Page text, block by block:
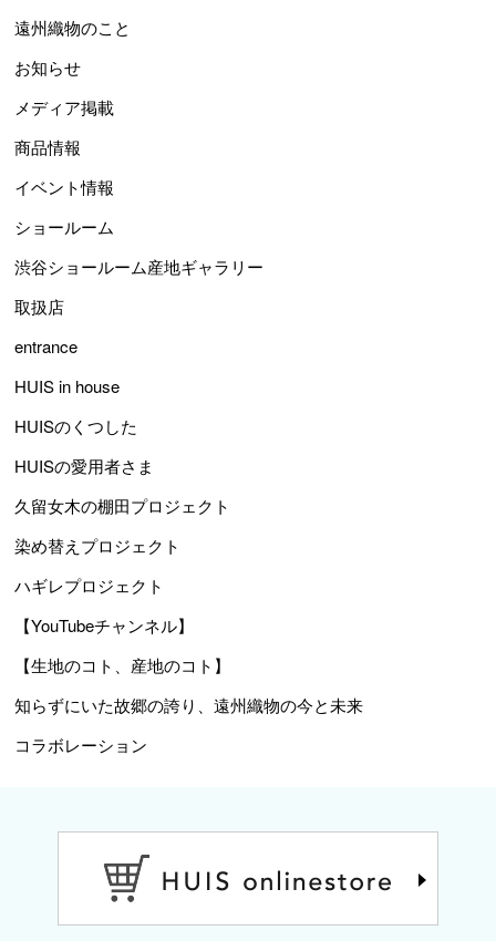
遠州織物のこと
お知らせ
メディア掲載
商品情報
イベント情報
ショールーム
渋谷ショールーム産地ギャラリー
取扱店
entrance
HUIS in house
HUISのくつした
HUISの愛用者さま
久留女木の棚田プロジェクト
染め替えプロジェクト
ハギレプロジェクト
【YouTubeチャンネル】
【生地のコト、産地のコト】
知らずにいた故郷の誇り、遠州織物の今と未来
コラボレーション